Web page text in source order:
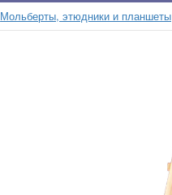
Мольберты, этюдники и планшеты